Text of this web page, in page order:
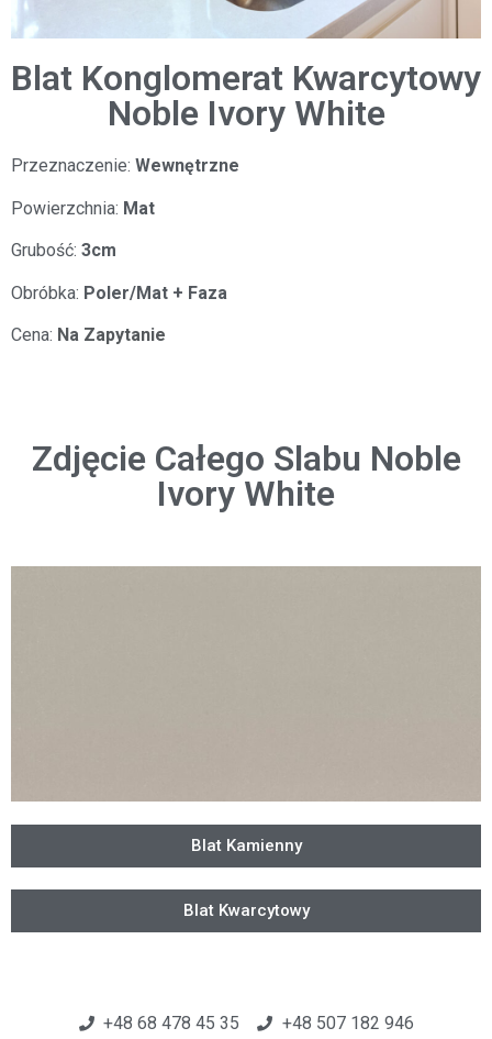
Blat Konglomerat Kwarcytowy
Noble Ivory White
Przeznaczenie: Wewnętrzne
Powierzchnia: Mat
Grubość: 3cm
Obróbka: Poler/Mat + Faza
Cena: Na Zapytanie
Zdjęcie Całego Slabu Noble
Ivory White
Blat Kamienny
Blat Kwarcytowy
+48 68 478 45 35 +48 507 182 946